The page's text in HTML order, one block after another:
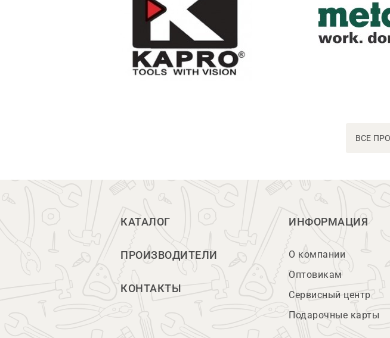
ВСЕ
КАТАЛОГ
ПРОИЗВОДИТЕЛИ
КОНТАКТЫ
ИНФОРМАЦИЯ
О компании
Оптовикам
Сервисный центр
Подарочные карты